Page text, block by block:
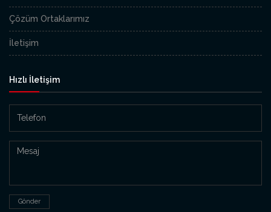
Çözüm Ortaklarımız
İletişim
Hızlı İletişim
Gönder